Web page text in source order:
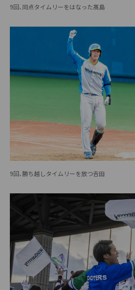
9回、同点タイムリーをはなった髙島
9回、勝ち越しタイムリーを放つ𠮷田